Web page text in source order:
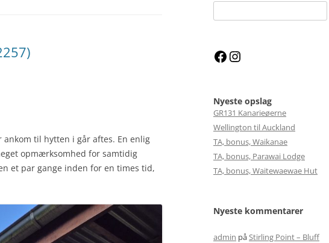
til hytten i går aftes. En enlig
opmærksomhed for samtidig
et par gange inden for en times tid,
Facebook
Nyeste opslag
GR131 Kanarieøerne
Wellington til Auckland
TA, bonus, Waikanae
TA, bonus, Parawai Lodge
TA, bonus, Waitewaewae Hut
Nyeste kommentarer
admin påStirling Point – Bluff